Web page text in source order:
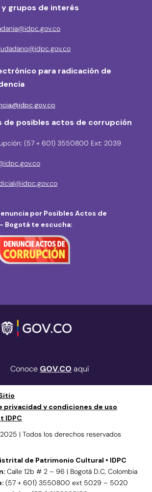
y grupos de interés
para radicación de
de posibles actos de corrupción
(57 + 601) 3550800 Ext: 2039
por Posibles Actos de
Bogotá te escucha:
Conoce GOV.CO aquí
privacidad y condiciones de uso
IDPC
| Todos los derechos reservados
de Patrimonio Cultural • IDPC
Calle 12b # 2 – 96 | Bogotá D.C, Colombia
(57 + 601) 3550800 ext 5029 – 5020